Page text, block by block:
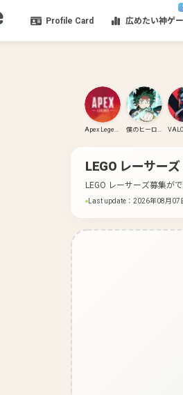
Profile Card 広めたい神ゲー
Apex Legends 僕のヒーローアカデミア ULTRA RUMBLE
LEGO レーサーズ
LEGO レーサーズ募集が
Last update ： 2026年08月07